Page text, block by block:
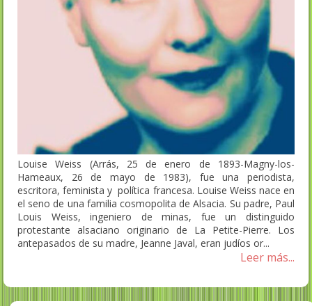
Louise Weiss (Arrás, 25 de enero de 1893-Magny-los-
Hameaux, 26 de mayo de 1983),​ fue una periodista,
escritora, feminista y política francesa. Louise Weiss nace en
el seno de una familia cosmopolita de Alsacia. Su padre, Paul
Louis Weiss, ingeniero de minas, fue un distinguido
protestante alsaciano originario de La Petite-Pierre. Los
antepasados de su madre, Jeanne Javal, eran judíos or...
Leer más...